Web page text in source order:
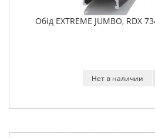
Обід EXTREME JUMBO, RDX
Нет в наличии